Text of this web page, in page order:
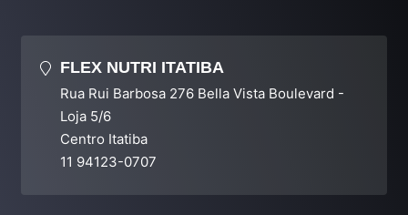
FLEX NUTRI ITATIBA
Rua Rui Barbosa 276 Bella Vista Boulevard -
Loja 5/6
Centro Itatiba
11 94123-0707